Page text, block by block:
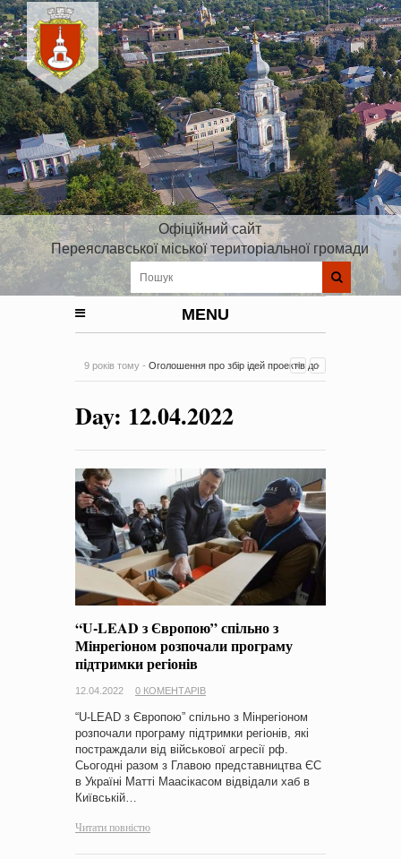
Офіційний сайт
Переяславської міської територіальної громади
MENU
9 років тому - Оголошення про збір ідей проектів до
на період 2018 – 2020 роки Оголошення про збір ідей
проектів
-0 Коментарів
Day: 12.04.2022
“U-LEAD з Європою” спільно з
Мінрегіоном розпочали програму
підтримки регіонів
12.04.2022 0 КОМЕНТАРІВ
“U-LEAD з Європою” спільно з Мінрегіоном
розпочали програму підтримки регіонів, які
постраждали від військової агресії рф.
Сьогодні разом з Главою представництва ЄС
в Україні Матті Маасікасом відвідали хаб в
Київській…
Читати повністю